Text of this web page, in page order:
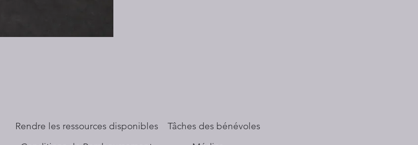
​Rendre les ressources disponibles
Tâches des bénévoles